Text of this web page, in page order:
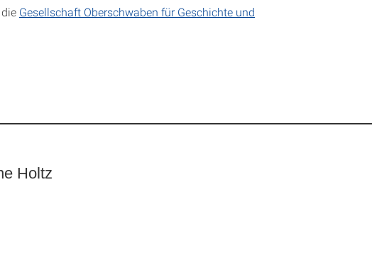
Gesellschaft Oberschwaben für Geschichte und
Holtz